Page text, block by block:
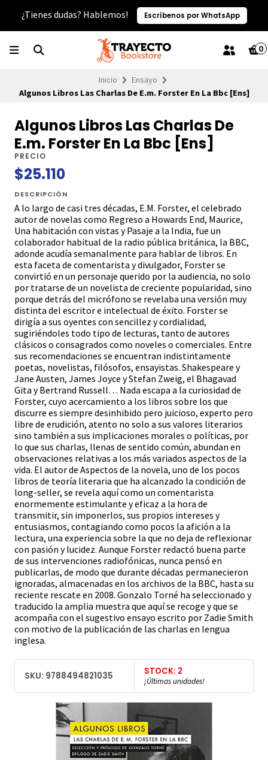
¿Tienes dudas? Hablemos! Escríbenos por WhatsApp
0
Inicio
Ensayo
Algunos Libros Las Charlas De E.m. Forster En La Bbc [Ens]
Algunos Libros Las Charlas De
E.m. Forster En La Bbc [Ens]
PRECIO
$25.110
DESCRIPCIÓN
A lo largo de casi tres décadas, E.M. Forster, el celebrado
autor de novelas como Regreso a Howards End, Maurice,
Una habitación con vistas y Pasaje a la India, fue un
colaborador habitual de la radio pública británica, la BBC,
adonde acudía semanalmente para hablar de libros. En
esta faceta de comentarista y divulgador, Forster se
convirtió en un personaje querido por la audiencia, no solo
por tratarse de un novelista de creciente popularidad, sino
porque detrás del micrófono se revelaba una versión muy
distinta del escritor e intelectual de éxito. Forster se
dirigía a sus oyentes con sencillez y cordialidad,
sugiriéndoles todo tipo de lecturas, tanto de autores
clásicos o consagrados como noveles o comerciales. Entre
sus recomendaciones se encuentran indistintamente
poetas, novelistas, filósofos, ensayistas. Shakespeare y
Jane Austen, James Joyce y Stefan Zweig, el Bhagavad
Gita y Bertrand Russell… Nada escapa a la curiosidad de
Forster, cuyo acercamiento a los libros sobre los que
discurre es siempre desinhibido pero juicioso, experto pero
libre de erudición, atento no solo a sus valores literarios
sino también a sus implicaciones morales o políticas, por
lo que sus charlas, llenas de sentido común, abundan en
observaciones relativas a los más variados aspectos de la
vida. El autor de Aspectos de la novela, uno de los pocos
libros de teoría literaria que ha alcanzado la condición de
long-seller, se revela aquí como un comentarista
enormemente estimulante y eficaz a la hora de
transmitir, sin imponerlos, sus propios intereses y
entusiasmos, contagiando como pocos la afición a la
lectura, una experiencia sobre la que no deja de reflexionar
con pasión y lucidez. Aunque Forster redactó buena parte
de sus intervenciones radiofónicas, nunca pensó en
publicarlas, de modo que durante décadas permanecieron
ignoradas, almacenadas en los archivos de la BBC, hasta su
reciente rescate en 2008. Gonzalo Torné ha seleccionado y
traducido la amplia muestra que aquí se recoge y que se
acompaña con el sugestivo ensayo escrito por Zadie Smith
con motivo de la publicación de las charlas en lengua
inglesa.
SKU: 9788494821035 STOCK: 2
¡Últimas unidades!